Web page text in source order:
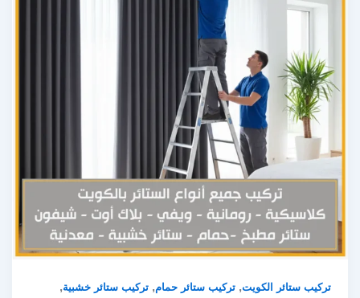
تركيب ستائر الكويت,تركيب ستائر حمام,تركيب ستائر خشبية,